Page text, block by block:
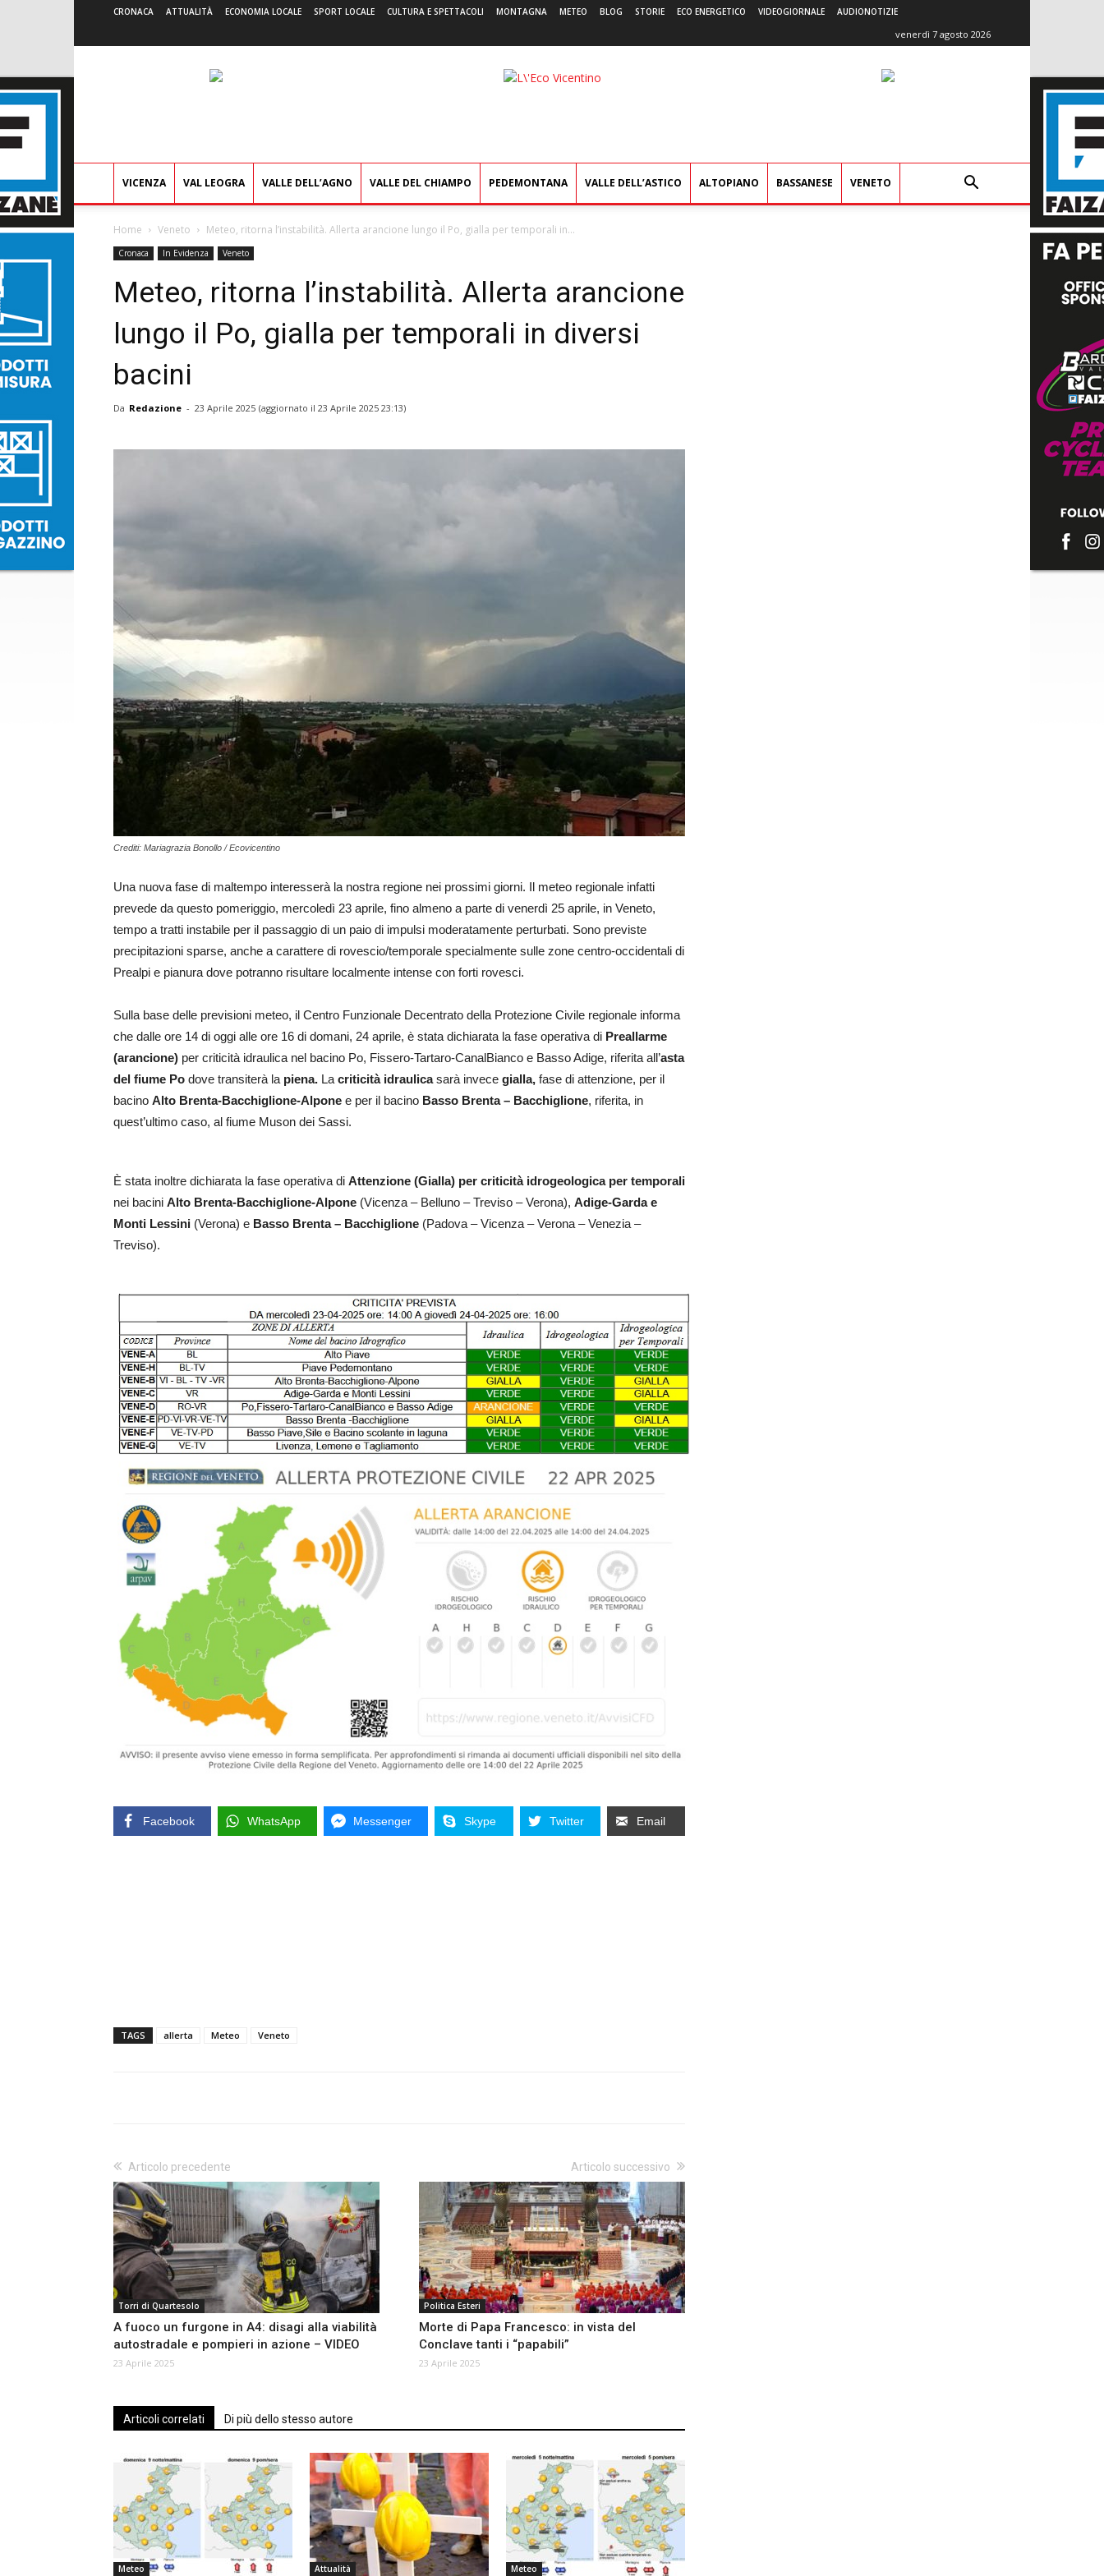
CRONACA ATTUALITÀ ECONOMIA LOCALE SPORT LOCALE CULTURA E SPETTACOLI MONTAGNA METEO BLOG STORIE ECO ENERGETICO VIDEOGIORNALE AUDIONOTIZIE
venerdì 7 agosto 2026
L'Eco
VICENZA VAL LEOGRA VALLE DELL’AGNO VALLE DEL CHIAMPO PEDEMONTANA VALLE DELL’ASTICO ALTOPIANO BASSANESE VENETO
Home Veneto Meteo, ritorna l’instabilità. Allerta arancione lungo il Po, gialla per temporali in...
Cronaca In Evidenza Veneto
Meteo, ritorna l’instabilità. Allerta arancione
lungo il Po, gialla per temporali in diversi
bacini
Da Redazione - 23 Aprile 2025 (aggiornato il 23 Aprile 2025 23:13)
Crediti: Mariagrazia Bonollo / Ecovicentino
Una nuova fase di maltempo interesserà la nostra regione nei prossimi giorni. Il meteo regionale infatti
prevede da questo pomeriggio, mercoledì 23 aprile, fino almeno a parte di venerdì 25 aprile, in Veneto,
tempo a tratti instabile per il passaggio di un paio di impulsi moderatamente perturbati. Sono previste
precipitazioni sparse, anche a carattere di rovescio/temporale specialmente sulle zone centro-occidentali di
Prealpi e pianura dove potranno risultare localmente intense con forti rovesci.
Sulla base delle previsioni meteo, il Centro Funzionale Decentrato della Protezione Civile regionale informa
che dalle ore 14 di oggi alle ore 16 di domani, 24 aprile, è stata dichiarata la fase operativa di Preallarme
(arancione) per criticità idraulica nel bacino Po, Fissero-Tartaro-CanalBianco e Basso Adige, riferita all’asta
del fiume Po dove transiterà la piena. La criticità idraulicasarà invece gialla, fase di attenzione, per il
bacino Alto Brenta-Bacchiglione-Alpone e per il bacino Basso Brenta – Bacchiglione, riferita, in
quest’ultimo caso, al fiume Muson dei Sassi.
È stata inoltre dichiarata la fase operativa di Attenzione (Gialla) per criticità idrogeologica per temporali
nei bacini Alto Brenta-Bacchiglione-Alpone (Vicenza – Belluno – Treviso – Verona), Adige-Garda e
Monti Lessini (Verona) e Basso Brenta – Bacchiglione (Padova – Vicenza – Verona – Venezia –
Treviso).
Facebook WhatsApp Messenger Skype Twitter Email
TAGS allerta Meteo Veneto
Articolo precedente
Torri di Quartesolo
A fuoco un furgone in A4: disagi alla viabilità
autostradale e pompieri in azione – VIDEO
23 Aprile 2025
Articolo successivo
Politica Esteri
Morte di Papa Francesco: in vista del
Conclave tanti i “papabili”
23 Aprile 2025
Articoli correlati Di più dello stesso autore
Meteo Attualità Meteo